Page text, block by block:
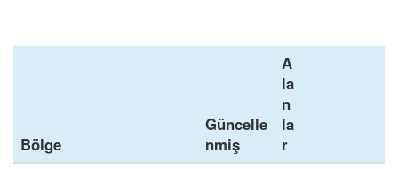
Bölge
Güncelle
nmiş
A
la
n
la
r